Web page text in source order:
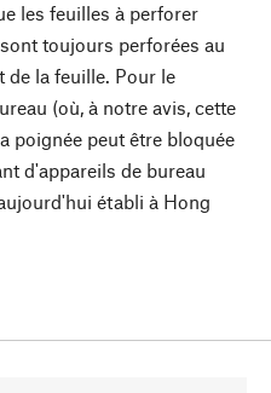
les feuilles à perforer
toujours perforées au
de la feuille. Pour le
(où, à notre avis, cette
poignée peut être bloquée
d'appareils de bureau
établi à Hong